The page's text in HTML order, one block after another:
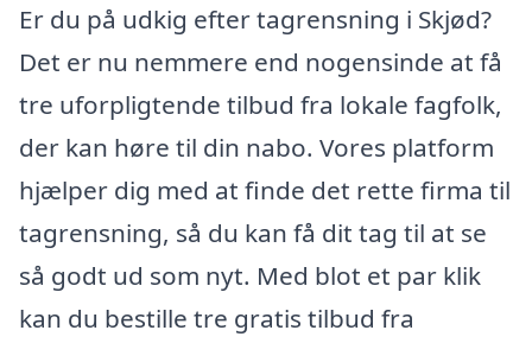
Er du på udkig efter tagrensning i Skjød?
Det er nu nemmere end nogensinde at få
tre uforpligtende tilbud fra lokale fagfolk,
der kan høre til din nabo. Vores platform
hjælper dig med at finde det rette firma til
tagrensning, så du kan få dit tag til at se
så godt ud som nyt. Med blot et par klik
kan du bestille tre gratis tilbud fra